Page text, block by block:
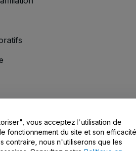
/ Nous contacter
vous acceptez l'utilisation de
fonctionnement du site et son efficacité
contraire, nous n'utiliserons que les